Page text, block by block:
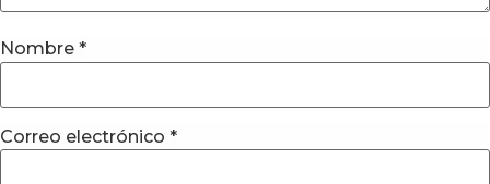
Nombre *
Correo electrónico *